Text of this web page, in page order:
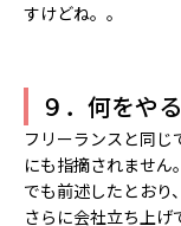
すけどね。。
９．何をや
フリーランスと同
にも指摘されません。
でも前述したとおり
さらに会社立ち上げ